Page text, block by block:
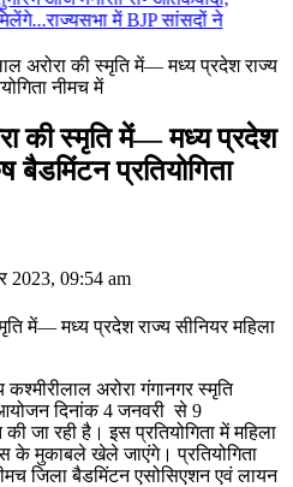
में BJP सांसदों ने
अरोरा की स्मृति में— मध्य प्रदेश राज्य
नीमच में
की स्मृति में— मध्य प्रदेश
बैडमिंटन प्रतियोगिता
2023, 09:54 am
कश्मीरीलाल अरोरा गंगानगर स्मृति
आयोजन दिनांक 4 जनवरी से 9
जा रही है। इस प्रतियोगिता में महिला
के मुकाबले खेले जाएंगे। प्रतियोगिता
जिला बैडमिंटन एसोसिएशन एवं लायन